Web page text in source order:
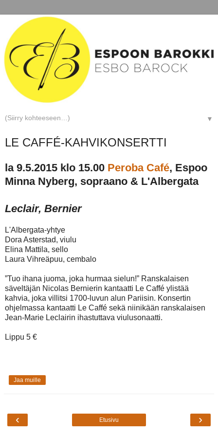
▼
LE CAFFÉ-KAHVIKONSERTTI
la 9.5.2015 klo 15.00 Peroba Café, Espoo
Minna Nyberg, sopraano & L'Albergata
Leclair, Bernier
L'Albergata-yhtye
Dora Asterstad, viulu
Elina Mattila, sello
Laura Vihreäpuu, cembalo
”Tuo ihana juoma, joka hurmaa sielun!” Ranskalaisen
säveltäjän Nicolas Bernierin kantaatti Le Caffé ylistää
kahvia, joka villitsi 1700-luvun alun Pariisin. Konsertin
ohjelmassa kantaatti Le Caffé sekä niinikään ranskalaisen
Jean-Marie Leclairin ihastuttava viulusonaatti.
Lippu 5 €
Jaa muille
‹ ›
Etusivu